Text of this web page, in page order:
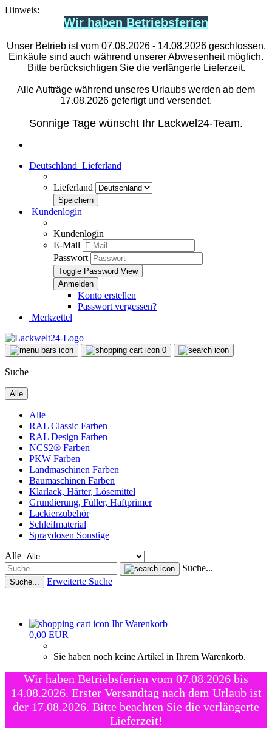
Hinweis:
Wir haben Betriebsferien
Unser Betrieb ist vom 07.08.2026 - 14.08.2026 geschlossen.
Einkäufe sind auch während unserer Abwesenheit möglich.
Bitte berücksichtigen Sie die verlängerte Lieferzeit.
Alle Aufträge während unseres Urlaubs werden ab dem
17.08.2026 gefertigt und versendet.
Sonnige Tage wünscht Ihr Lackwel24-Team.
Deutschland Lieferland
Lieferland
Kundenlogin
Kundenlogin
E-Mail
Passwort
Toggle Password View
Konto erstellen
Passwort vergessen?
Merkzettel
0
Suche
Alle
Alle
RAL Classic Farben
RAL Design Farben
NCS2® Farben
PKW Farben
Landmaschinen Farben
Baumaschinen Farben
Klarlack, Härter, Lösemittel
Grundierung, Füller, Haftprimer
Lackierzubehör
Schleifmaterial
Spraydosen Sonstige
Alle
Suche...
Suche... Erweiterte Suche
Ihr Warenkorb
0,00 EUR
Sie haben noch keine Artikel in Ihrem Warenkorb.
Wir haben Betriebsferien vom 07.08.2026 bis
14.08.2026. Erster Versandtag nach dem Urlaub ist
der 17.08.2026. Bitte beachten Sie die verlängerte
Lieferzeit!